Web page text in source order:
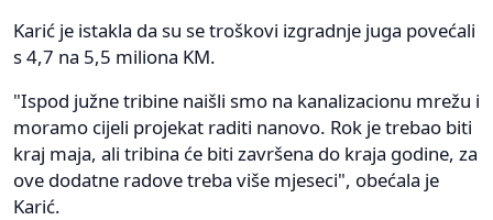
Karić je istakla da su se troškovi izgradnje juga povećali
s 4,7 na 5,5 miliona KM.
"Ispod južne tribine naišli smo na kanalizacionu mrežu i
moramo cijeli projekat raditi nanovo. Rok je trebao biti
kraj maja, ali tribina će biti završena do kraja godine, za
ove dodatne radove treba više mjeseci", obećala je
Karić.